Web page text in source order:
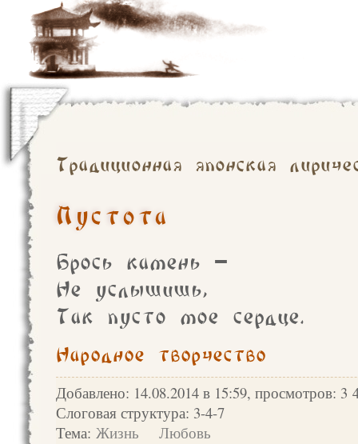
Традиционная японская
Пустота
Брось камень –
Не услышишь,
Так пусто мое сердце.
Народное творчество
Добавлено: 14.08.2014 в 15:59, просмотров: 3
Слоговая структура: 3-4-7
Тема: Жизнь Любовь